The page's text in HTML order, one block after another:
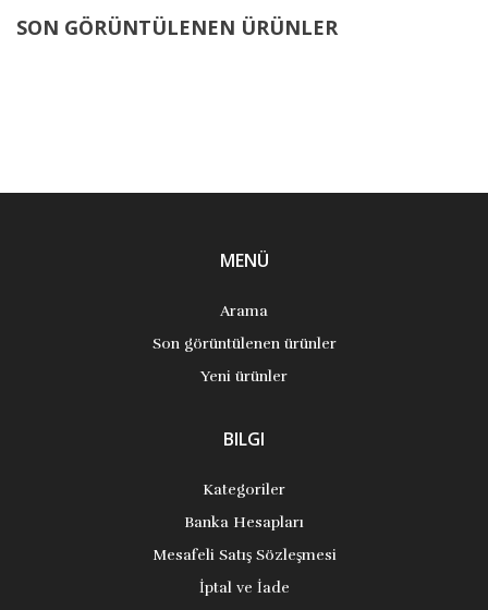
SON GÖRÜNTÜLENEN ÜRÜNLER
MENÜ
Arama
Son görüntülenen ürünler
Yeni ürünler
BILGI
Kategoriler
Banka Hesapları
Mesafeli Satış Sözleşmesi
İptal ve İade